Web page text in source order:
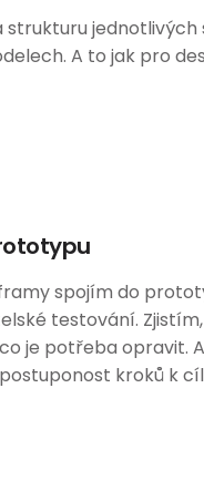
strukturu
A to jak pro
spojím do
testování.
je potřeba opravit.
kroků k